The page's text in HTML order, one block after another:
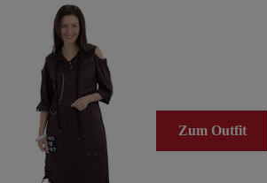
Zum Outfit